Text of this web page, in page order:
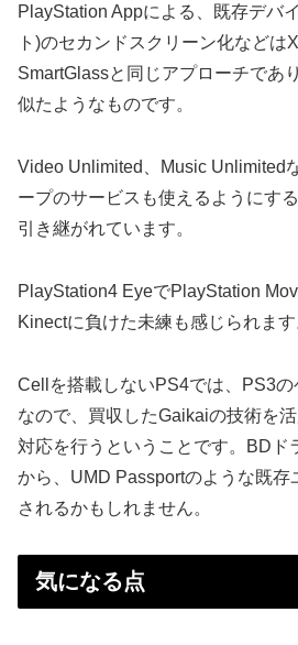
PlayStation Appによる、既存デバ
ト)のセカンドスクリーン化などは
SmartGlassと同じアプローチであ
似たようなものです。
Video Unlimited、Music Unlimited
ープのサービスも使えるようにす
引き継がれています。
PlayStation4 EyeでPlayStation
Kinectに負けた未練も感じられます
Cellを搭載しないPS4では、PS3
なので、買収したGaikaiの技術を
対応を行うということです。BDド
から、UMD Passportのような既存
されるかもしれません。
気になる点